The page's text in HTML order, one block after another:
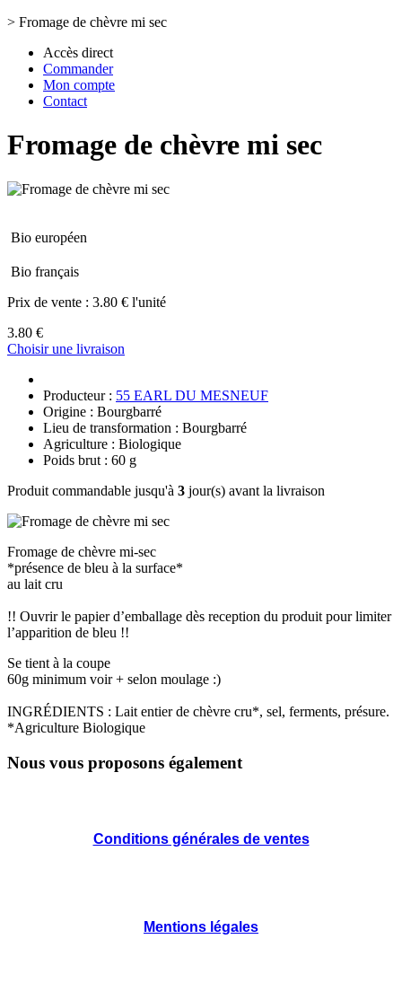
> Fromage de chèvre mi sec
Accès direct
Commander
Mon compte
Contact
Fromage de chèvre mi sec
Bio européen
Bio français
Prix de vente : 3.80 € l'unité
3.80 €
Choisir une livraison
Producteur : 55 EARL DU MESNEUF
Origine : Bourgbarré
Lieu de transformation : Bourgbarré
Agriculture : Biologique
Poids brut : 60 g
Produit commandable jusqu'à 3 jour(s) avant la livraison
Fromage de chèvre mi-sec
*présence de bleu à la surface*
au lait cru
!! Ouvrir le papier d’emballage dès reception du produit pour limiter
l’apparition de bleu !!
Se tient à la coupe
60g minimum voir + selon moulage :)
INGRÉDIENTS : Lait entier de chèvre cru*, sel, ferments, présure.
*Agriculture Biologique
Nous vous proposons également
Conditions générales de ventes
Mentions légales